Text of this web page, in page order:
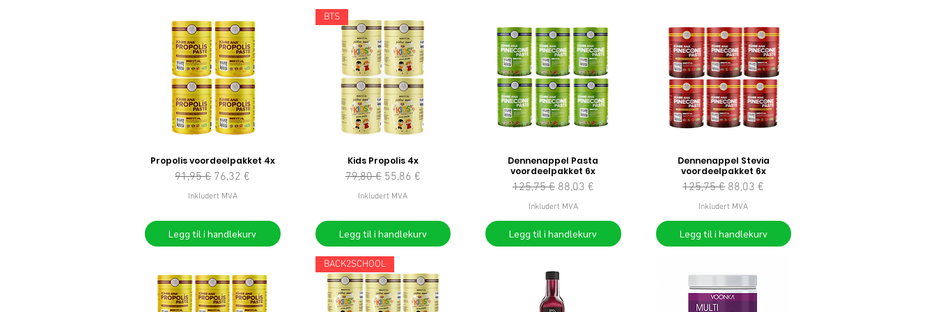
Propolis voordeelpakket 4x
Vanlig pris
91,95 € Salgspris
76,32 €
Inkludert MVA
Legg til i handlekurv
BTS
Kids Propolis 4x
Vanlig pris
79,80 € Salgspris
55,86 €
Inkludert MVA
Legg til i handlekurv
Dennenappel Pasta
voordeelpakket 6x
Vanlig pris
125,75 € Salgspris
88,03 €
Inkludert MVA
Legg til i handlekurv
Dennenappel Stevia
voordeelpakket 6x
Vanlig pris
125,75 € Salgspris
88,03 €
Inkludert MVA
Legg til i handlekurv
BACK2SCHOOL